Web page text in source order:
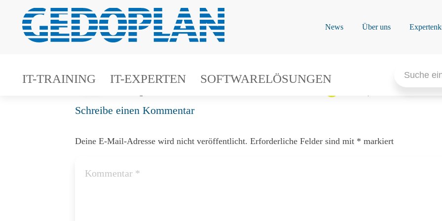
News Über uns
IT-TRAINING IT-EXPERTEN SOFTWARELÖSUNGEN
25.11.–27.11.2026
pro
Schreibe einen Kommentar
Deine E-Mail-Adresse wird nicht veröffentlicht. Erforderliche Felder sind mit * markiert